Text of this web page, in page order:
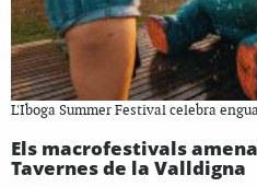
L'Iboga Summer Festival celebra
Els macrofestivals
Tavernes de la Valldigna